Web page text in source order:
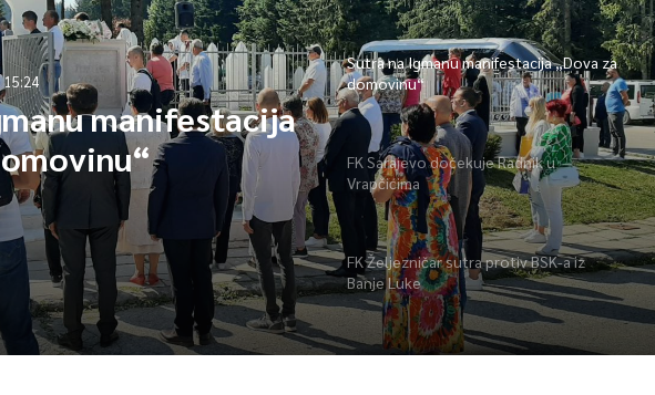
15:24
manifestacija
Sutra na Igmanu manifestacija „Dova za
domovinu“
FK Sarajevo dočekuje Radnik u
Vrapčićima
FK Željezničar sutra protiv BSK-a iz
Banje Luke